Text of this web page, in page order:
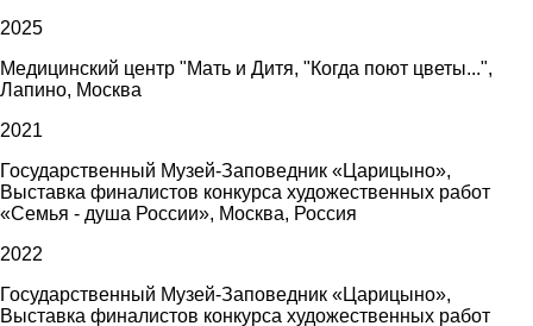
2025
Медицинский центр "Мать и Дитя, "Когда поют цветы...",
Лапино, Москва
2021
Государственный Музей-Заповедник «Царицыно»,
Выставка финалистов конкурса художественных работ
«Семья - душа России», Москва, Россия
2022
Государственный Музей-Заповедник «Царицыно»,
Выставка финалистов конкурса художественных работ